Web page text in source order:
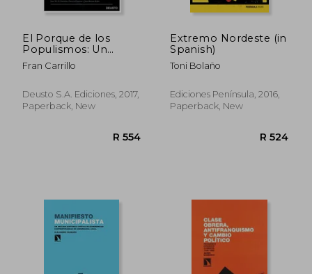
El Porque de los
Populismos: Un
Analisis del Auge
Antisistema de
Ambos Lados del
Atlantico (in Spanish)
Fran Carrillo
Deusto S.A. Ediciones, 2017,
Paperback, New
Extremo Nordeste (in
Spanish)
Toni Bolaño
Ediciones Península, 2016,
Paperback, New